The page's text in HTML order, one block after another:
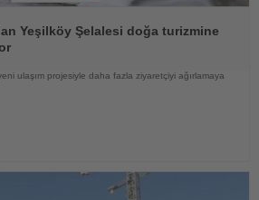
Yeşilköy Şelalesi doğa turizmine
ulaşım projesiyle daha fazla ziyaretçiyi ağırlamaya